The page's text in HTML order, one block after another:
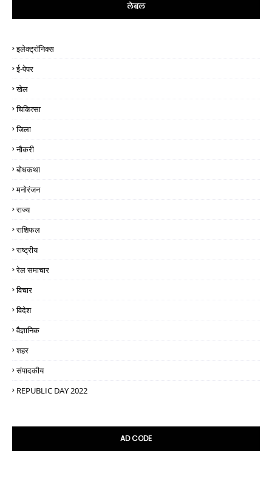
लेबल
इलेक्ट्रॉनिक्स
ई-पेपर
खेल
चिकित्सा
जिला
नौकरी
बोधकथा
मनोरंजन
राज्य
राशिफल
राष्ट्रीय
रेल समाचार
विचार
विदेश
वैज्ञानिक
शहर
संपादकीय
REPUBLIC DAY 2022
AD CODE